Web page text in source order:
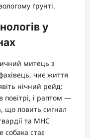
ґрунті.
у
митець з
чиє життя
нічний рейд:
повітрі, і раптом —
що ловить сигнал
та МНС
собака стає